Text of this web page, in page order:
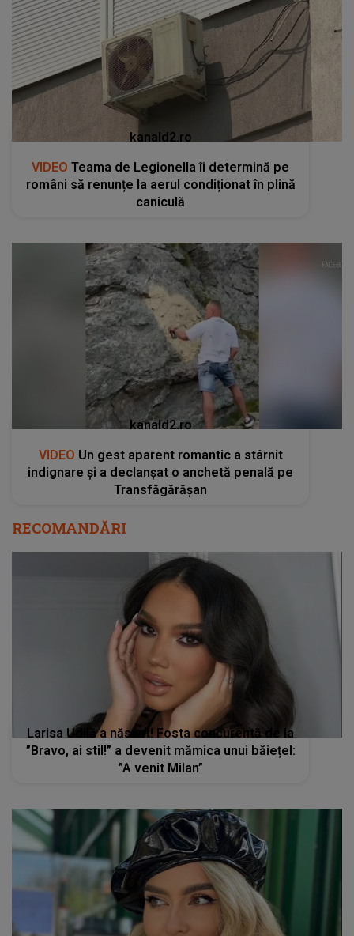
kanald2.ro
VIDEO Teama de Legionella îi determină pe
români să renunțe la aerul condiționat în plină
caniculă
kanald2.ro
VIDEO Un gest aparent romantic a stârnit
indignare și a declanșat o anchetă penală pe
Transfăgărășan
RECOMANDĂRI
Larisa Udilă a născut! Fosta concurentă de la
”Bravo, ai stil!” a devenit mămica unui băiețel:
”A venit Milan”